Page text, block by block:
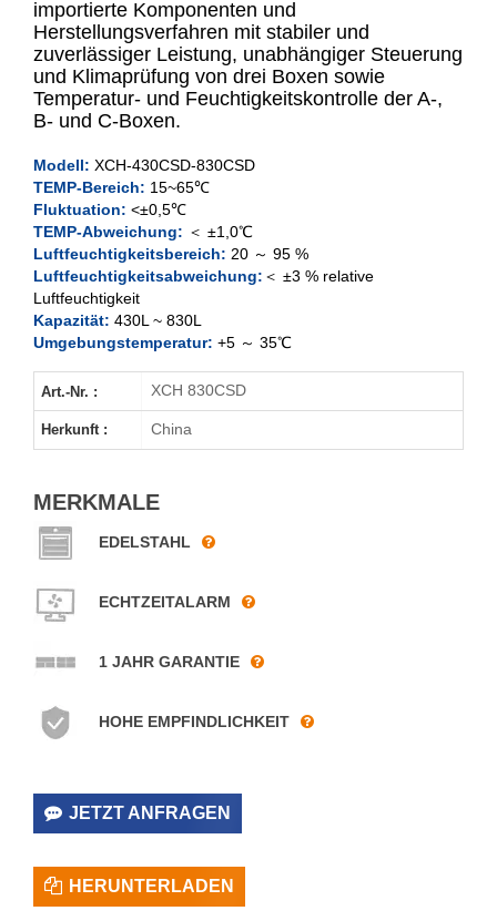
XCH-430SD
XCH-830SD
XCH-830CSD
importierte Komponenten und
Herstellungsverfahren mit stabiler und
zuverlässiger Leistung, unabhängiger Steuerung
und Klimaprüfung von drei Boxen sowie
Temperatur- und Feuchtigkeitskontrolle der A-,
B- und C-Boxen.
Modell: XCH-430CSD-830CSD
TEMP-Bereich: 15~65℃
Fluktuation: <±0,5℃
TEMP-Abweichung: ＜ ±1,0℃
Luftfeuchtigkeitsbereich: 20 ～ 95 %
Luftfeuchtigkeitsabweichung: ＜ ±3 % relative
Luftfeuchtigkeit
Kapazität: 430L ~ 830L
Umgebungstemperatur: +5 ～ 35℃
Art.-Nr. : XCH 830CSD
Herkunft : China
MERKMALE
EDELSTAHL
ECHTZEITALARM
1 JAHR GARANTIE
HOHE EMPFINDLICHKEIT
JETZT ANFRAGEN
HERUNTERLADEN